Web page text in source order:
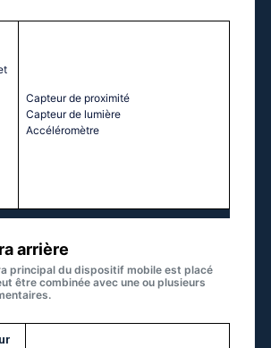
Capteur de proximité
Capteur de lumière
Accéléromètre
arrière
principal du dispositif mobile est placé
être combinée avec une ou plusieurs